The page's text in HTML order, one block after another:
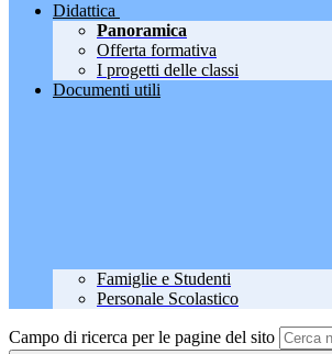
Didattica
Panoramica
Offerta formativa
I progetti delle classi
Documenti utili
Famiglie e Studenti
Personale Scolastico
Campo di ricerca per le pagine del sito